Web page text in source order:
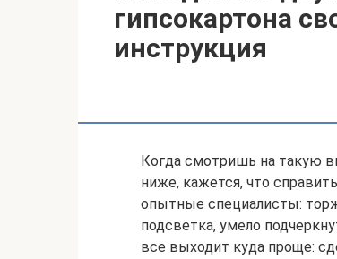
гипсокартона
инструкция
Когда смотришь на такую
ниже, кажется, что
опытные специалисты:
подсветка, умело
все выходит куда проще: